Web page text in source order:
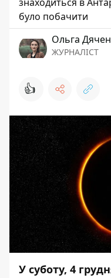
було побачити
Ольга
ЖУРНАЛІСТ
👍
У суботу, 4